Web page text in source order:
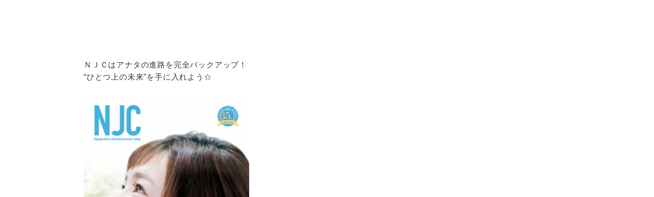
ＮＪＣはアナタの進路を完全バックアップ！
“ひとつ上の未来”を手に入れよう☆